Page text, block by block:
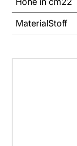
MaterialStoff